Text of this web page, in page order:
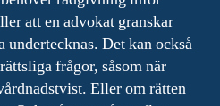
att en advokat granskar
Det kan också
frågor, såsom när
Eller om rätten